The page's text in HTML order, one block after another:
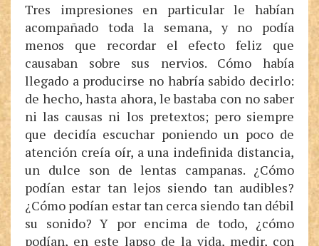
Tres impresiones en particular le habían
acompañado toda la semana, y no podía
menos que recordar el efecto feliz que
causaban sobre sus nervios. Cómo había
llegado a producirse no habría sabido decirlo:
de hecho, hasta ahora, le bastaba con no saber
ni las causas ni los pretextos; pero siempre
que decidía escuchar poniendo un poco de
atención creía oír, a una indefinida distancia,
un dulce son de lentas campanas. ¿Cómo
podían estar tan lejos siendo tan audibles?
¿Cómo podían estar tan cerca siendo tan débil
su sonido? Y por encima de todo, ¿cómo
podían, en este lapso de la vida, medir, con